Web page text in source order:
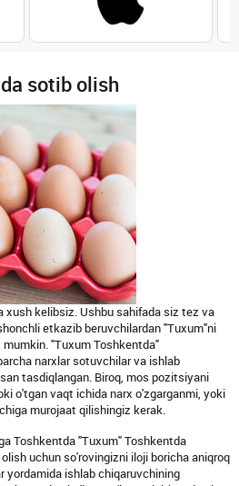
sotib olish
xush kelibsiz. Ushbu sahifada siz tez va
etkazib beruvchilardan "Tuxum"ni
"Tuxum Toshkentda"
narxlar sotuvchilar va ishlab
tasdiqlangan. Biroq, mos pozitsiyani
o'tgan vaqt ichida narx o'zgarganmi, yoki
murojaat qilishingiz kerak.
Toshkentda "Tuxum" Toshkentda
uchun so'rovingizni iloji boricha aniqroq
yordamida ishlab chiqaruvchining